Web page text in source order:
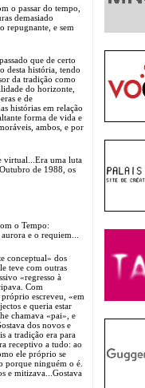
o passar do tempo,
demasiado
repugnante, e sem
que de certo
desta história, tendo
da tradição como
do horizonte,
e de
histórias em relação
forma de vida e
ambos, e por
virtual...Era uma luta
de 1988, os
o Tempo:
e o requiem...
conceptual» dos
teve com outras
«regresso à
Com
escreveu, «em
e queria estar
chamava «pai», e
dos novos e
a tradição era para
receptivo a tudo: ao
ele próprio se
porque ninguém o é.
e mitizava...Gostava